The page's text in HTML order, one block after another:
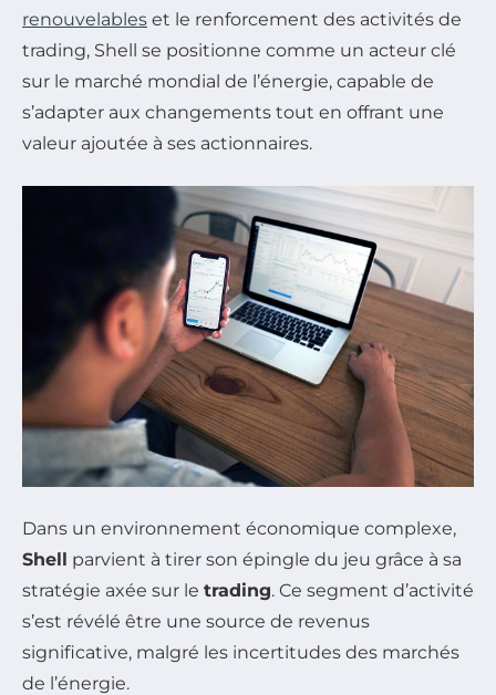
renouvelables et le renforcement des activités de
trading, Shell se positionne comme un acteur clé
sur le marché mondial de l’énergie, capable de
s’adapter aux changements tout en offrant une
valeur ajoutée à ses actionnaires.
Dans un environnement économique complexe,
Shell parvient à tirer son épingle du jeu grâce à sa
stratégie axée sur le trading. Ce segment d’activité
s’est révélé être une source de revenus
significative, malgré les incertitudes des marchés
de l’énergie.